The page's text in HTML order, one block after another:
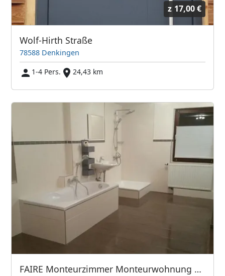
z 17,00 €
Wolf-Hirth Straße
78588 Denkingen
1-4 Pers.
24,43 km
FAIRE Monteurzimmer Monteurwohnung Ferienwohnung Gästezimmer